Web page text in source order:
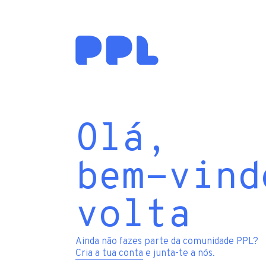
Olá,
bem-
volta
Ainda não fazes parte da comunidade PPL?
Cria a tua conta e junta-te a nós.